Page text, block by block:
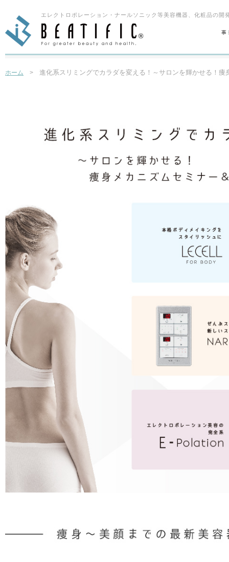
エレクトロポレーション・ナールソニック等美容機器、化粧品の開
ホーム > 進化系スリミングでカラダを変える！～サロンを輝かせる！